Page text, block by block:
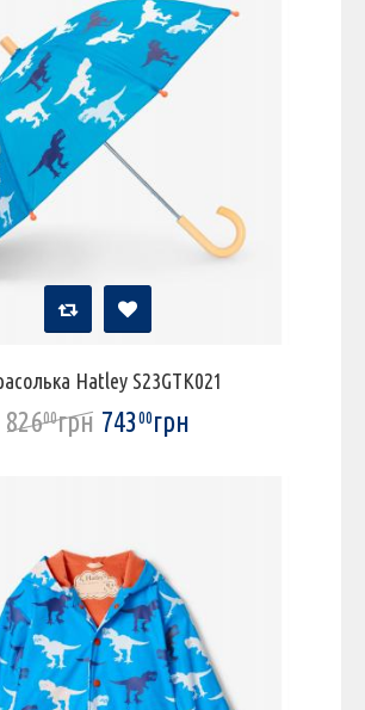
Hatley S23GTK021
82600грн 74300грн